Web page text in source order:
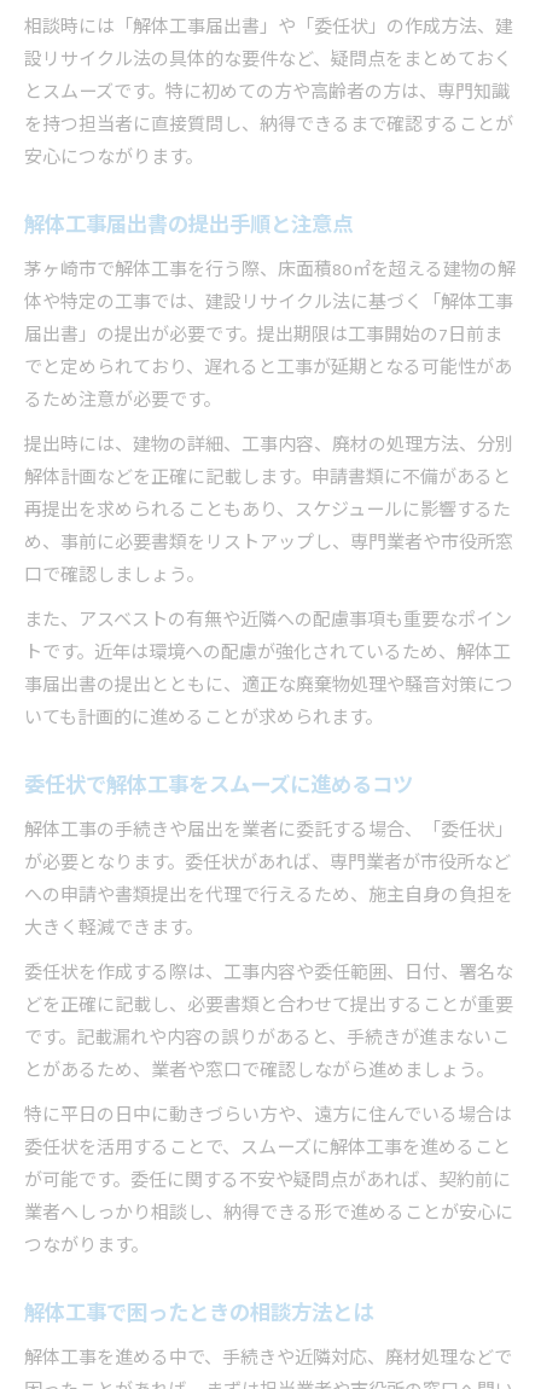
相談時には「解体工事届出書」や「委任状」の作成方法、建
設リサイクル法の具体的な要件など、疑問点をまとめておく
とスムーズです。特に初めての方や高齢者の方は、専門知識
を持つ担当者に直接質問し、納得できるまで確認することが
安心につながります。
解体工事届出書の提出手順と注意点
茅ヶ崎市で解体工事を行う際、床面積80㎡を超える建物の解
体や特定の工事では、建設リサイクル法に基づく「解体工事
届出書」の提出が必要です。提出期限は工事開始の7日前ま
でと定められており、遅れると工事が延期となる可能性があ
るため注意が必要です。
提出時には、建物の詳細、工事内容、廃材の処理方法、分別
解体計画などを正確に記載します。申請書類に不備があると
再提出を求められることもあり、スケジュールに影響するた
め、事前に必要書類をリストアップし、専門業者や市役所窓
口で確認しましょう。
また、アスベストの有無や近隣への配慮事項も重要なポイン
トです。近年は環境への配慮が強化されているため、解体工
事届出書の提出とともに、適正な廃棄物処理や騒音対策につ
いても計画的に進めることが求められます。
委任状で解体工事をスムーズに進めるコツ
解体工事の手続きや届出を業者に委託する場合、「委任状」
が必要となります。委任状があれば、専門業者が市役所など
への申請や書類提出を代理で行えるため、施主自身の負担を
大きく軽減できます。
委任状を作成する際は、工事内容や委任範囲、日付、署名な
どを正確に記載し、必要書類と合わせて提出することが重要
です。記載漏れや内容の誤りがあると、手続きが進まないこ
とがあるため、業者や窓口で確認しながら進めましょう。
特に平日の日中に動きづらい方や、遠方に住んでいる場合は
委任状を活用することで、スムーズに解体工事を進めること
が可能です。委任に関する不安や疑問点があれば、契約前に
業者へしっかり相談し、納得できる形で進めることが安心に
つながります。
解体工事で困ったときの相談方法とは
解体工事を進める中で、手続きや近隣対応、廃材処理などで